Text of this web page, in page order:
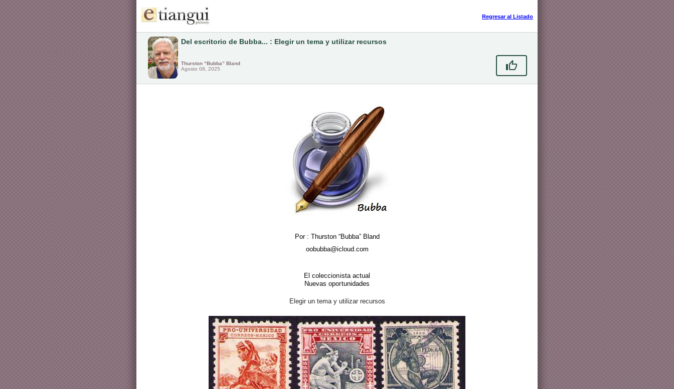
Regresar al Listado
Del escritorio de Bubba... : Elegir un tema y utilizar recursos
Thurston “Bubba” Bland
Agosto 08, 2025
Por : Thurston “Bubba” Bland
oobubba@icloud.com
El coleccionista actual
Nuevas oportunidades
Elegir un tema y utilizar recursos